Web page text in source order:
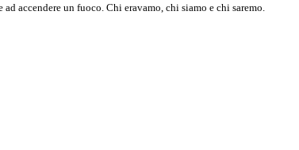
accendere un fuoco. Chi eravamo, chi siamo e chi saremo.